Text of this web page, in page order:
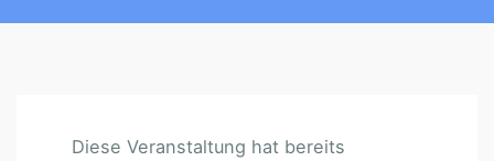
Diese Veranstaltung hat bereits